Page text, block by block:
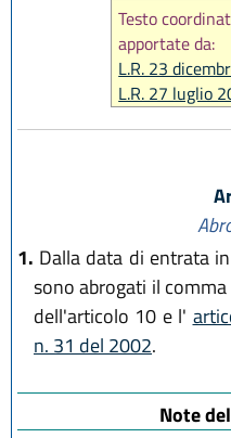
Testo
apportate da:
L.R. 23
L.R. 27 luglio
L.R. 30 luglio
L.R. 23 giugno
L.R. 21
L.R. 29
L.R. 20
L.R. 25
L.R. 29
L.R. 28 luglio
1. Dalla data di entrata
sono abrogati il
dell'articolo 10 e l'
n. 31 del 2002.
Note